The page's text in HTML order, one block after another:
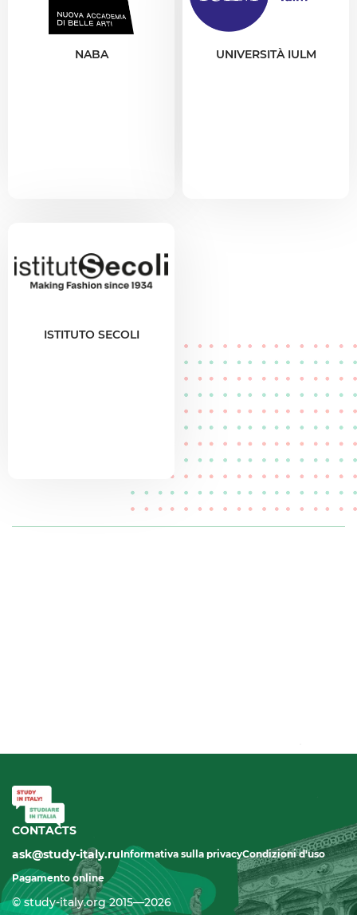
NABA UNIVERSITÀ IULM
ISTITUTO SECOLI
CONTACTS
ask@study-italy.ruInformativa sulla privacyCondizioni d'uso
Pagamento online
© study-italy.org 2015—2026